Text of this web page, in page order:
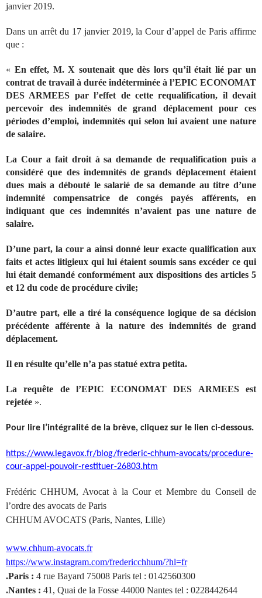
janvier 2019.
Dans un arrêt du 17 janvier 2019, la Cour d’appel de Paris affirme
que :
« En effet, M. X soutenait que dès lors qu’il était lié par un
contrat de travail à durée indéterminée à l’EPIC ECONOMAT
DES ARMEES par l’effet de cette requalification, il devait
percevoir des indemnités de grand déplacement pour ces
périodes d’emploi, indemnités qui selon lui avaient une nature
de salaire.
La Cour a fait droit à sa demande de requalification puis a
considéré que des indemnités de grands déplacement étaient
dues mais a débouté le salarié de sa demande au titre d’une
indemnité compensatrice de congés payés afférents, en
indiquant que ces indemnités n’avaient pas une nature de
salaire.
D’une part, la cour a ainsi donné leur exacte qualification aux
faits et actes litigieux qui lui étaient soumis sans excéder ce qui
lui était demandé conformément aux dispositions des articles 5
et 12 du code de procédure civile;
D’autre part, elle a tiré la conséquence logique de sa décision
précédente afférente à la nature des indemnités de grand
déplacement.
Il en résulte qu’elle n’a pas statué extra petita.
La requête de l’EPIC ECONOMAT DES ARMEES est
rejetée ».
Pour lire l’intégralité de la brève, cliquez sur le lien ci-dessous.
https://www.legavox.fr/blog/frederic-chhum-avocats/procedure-
cour-appel-pouvoir-restituer-26803.htm
Frédéric CHHUM, Avocat à la Cour et Membre du Conseil de
l’ordre des avocats de Paris
CHHUM AVOCATS (Paris, Nantes, Lille)
www.chhum-avocats.fr
https://www.instagram.com/fredericchhum/?hl=fr
.Paris : 4 rue Bayard 75008 Paris tel : 0142560300
.Nantes : 41, Quai de la Fosse 44000 Nantes tel : 0228442644